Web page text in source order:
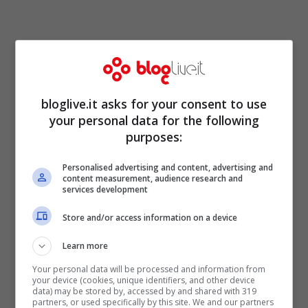
Valentina Vignalie suo fratello minore,
Carlo Alberto.
speciale rapporto arriva un nuovo post sul
profilo ufficialeInstagram,dove i
bloglive.it asks for your consent to use
your personal data for the following
purposes:
Personalised advertising and content, advertising and
content measurement, audience research and
services development
Store and/or access information on a device
Learn more
Your personal data will be processed and information from
your device (cookies, unique identifiers, and other device
data) may be stored by, accessed by and shared with 319
partners, or used specifically by this site. We and our partners